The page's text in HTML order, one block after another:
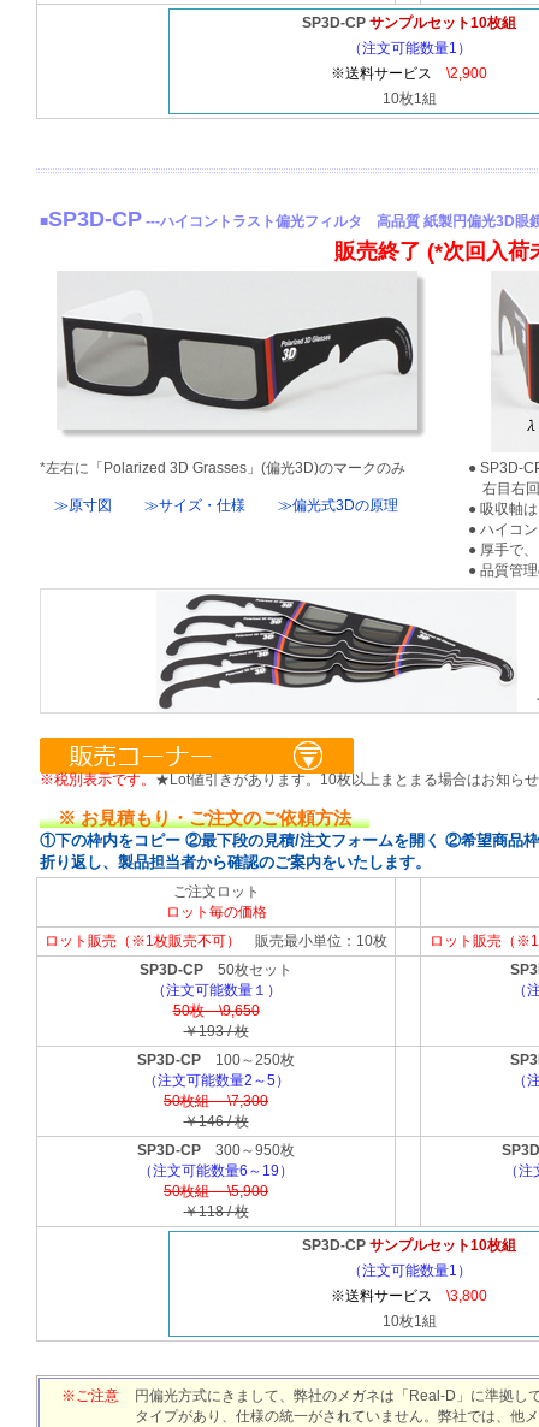
SP3D-CP サンプルセット10枚組
（注文可能数量1）
※送料サービス
\2,900
10枚1組
■SP3D-CP ---ハイコントラスト偏光フィルタ 高品質 紙製円偏光3D眼
販売終了 (*次回入荷
*左右に「Polarized 3D Grasses」(偏光3D)のマークのみ
≫原寸図 ≫サイズ・仕様 ≫偏光式3Dの原理
● SP3D-
右目右
● 吸収軸
● ハイコ
● 厚手で
● 品質管
★
※税別表示です。 ★Lot値引きがあります。10枚以上まとまる場合はお知ら
※ お見積もり・ご注文のご依頼方法
①下の枠内をコピー ②最下段の見積/注文フォームを開く ②希望商品
折り返し、製品担当者から確認のご案内をいたします。
ご注文ロット
ロット毎の価格
ロット販売（※1枚販売不可）
販売最小単位：10枚
ロット販売（
SP3D-CP 50枚セット
（注文可能数量１）
50枚 \9,650
￥193 / 枚
（
SP3D-CP 100～250枚
（注文可能数量2～5）
50枚組 \7,300
￥146 / 枚
（
SP3D-CP 300～950枚
（注文可能数量6～19）
50枚組 \5,900
￥118 / 枚
（
SP3D-CP サンプルセット10枚組
（注文可能数量1）
※送料サービス
\3,800
10枚1組
※ご注意
円偏光方式にきまして、弊社のメガネは「Real-D」に準拠し
タイプがあり、仕様の統一がされていません。弊社では、他